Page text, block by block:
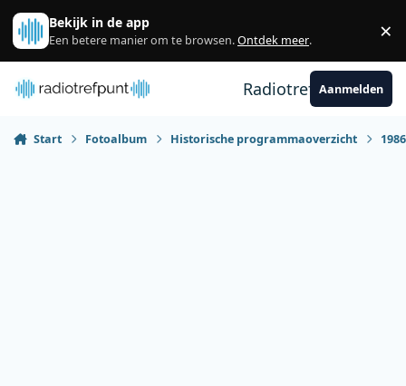
Spring naar bijdragen
Bekijk in de app
Een betere manier om te browsen.Ontdek meer. ×
RadiotrefpuntAanmelden
Start Fotoalbum Historische programmaoverzicht 1986